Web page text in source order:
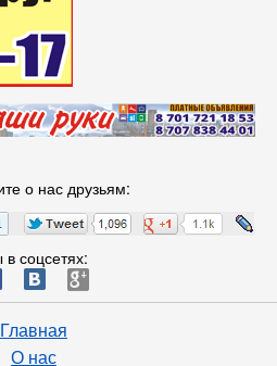
о нас друзьям:
соцсетях:
æ è
Главная
О нас